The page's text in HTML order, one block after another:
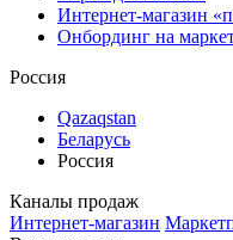
Интернет-магазин
Онбординг на
Россия
Qazaqstan
Беларусь
Россия
Каналы продаж
Интернет-магазин